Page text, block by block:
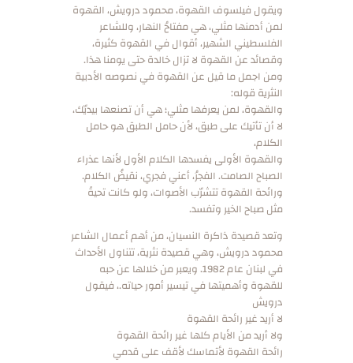
ويقول فيلسوف القهوة، محمود درويش، القهوة
لمن أدمنها مثلي، هي مفتاحُ النهار، وللشاعر
الفلسطيني الشهير، أقوال في القهوة كثيرة،
وقصائد عن القهوة لا تزال خالدة حتى يومنا هذا.
ومن اجمل ما قيل عن القهوة في نصوصه الأدبية
النثرية قوله:
والقهوة، لمن يعرفها مثلي؛ هي أن تصنعها بيديّك،
لا أن تأتيك على طبق، لأن حامل الطبق هو حامل
الكلام،
والقهوة الأولى يفسدها الكلام الأول لأنها عذراء
الصباح الصامت. الفجرُ، أعني فجري، نقيضُ الكلام.
ورائحة القهوة تتشرّب الأصوات، ولو كانت تحيةً
مثل صباح الخير وتفسد.
وتعد قصيدة ذاكرة النسيان، من أهم أعمال الشاعر
محمود درويش، وهي قصيدة نثرية، تتناول الأحداث
في لبنان عام 1982. ويعبر من خلالها عن حبه
للقهوة وأهميتها في تيسير أمور حياته.، فيقول
درويش
لا أريد غير رائحة القهوة
ولا أريد من الأيام كلها غير رائحة القهوة
رائحة القهوة لأتماسك لأقف على قدمي